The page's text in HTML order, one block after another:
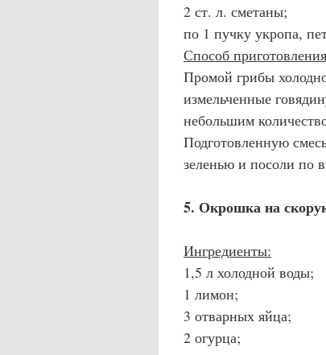
2 ст. л. сметаны;
по 1 пучку укропа,
Способ
Промой грибы
измельченные
небольшим
Подготовленную
зеленью и посоли по
5. Окрошка на
Ингредиенты:
1,5 л холодной воды;
1 лимон;
3 отварных яйца;
2 огурца;